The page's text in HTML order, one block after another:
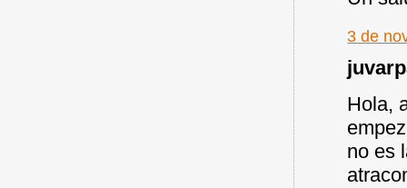
3 de
Hola,
no es